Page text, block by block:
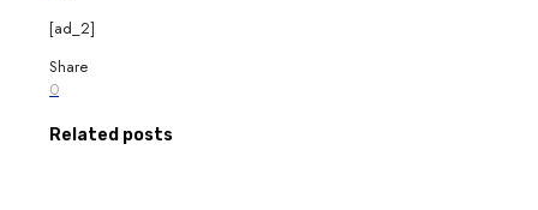
[ad_2]
Share
0
Related posts